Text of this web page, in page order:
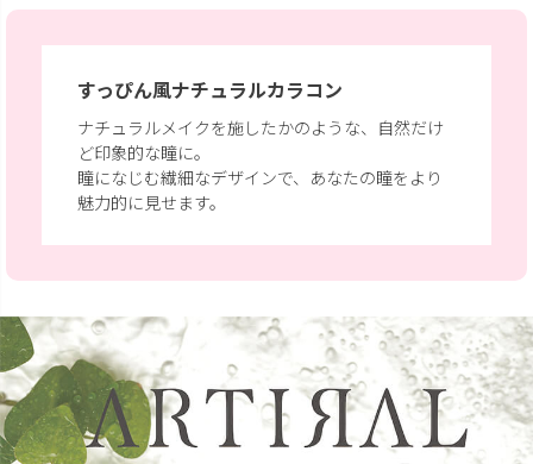
すっぴん風ナチュラルカラコン
ナチュラルメイクを施したかのような、 自然だけ
ど印象的な瞳に。
瞳になじむ繊細なデザインで、あなたの瞳をより
魅力的に見せます。